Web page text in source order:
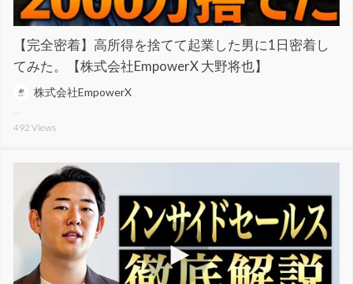
【完全密着】高所得を捨てて起業した男に1日密着し
てみた。【株式会社EmpowerX 大野将也】
株式会社EmpowerX
492 Views